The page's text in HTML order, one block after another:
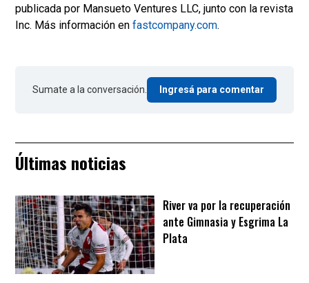
publicada por Mansueto Ventures LLC, junto con la revista
Inc. Más información en fastcompany.com.
Sumate a la conversación. Ingresá para comentar
Últimas noticias
River va por la recuperación
ante Gimnasia y Esgrima La
Plata